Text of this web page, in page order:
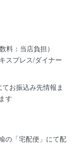
料：当店負担）
お振込み先情報ま
す
の「宅配便」にて配